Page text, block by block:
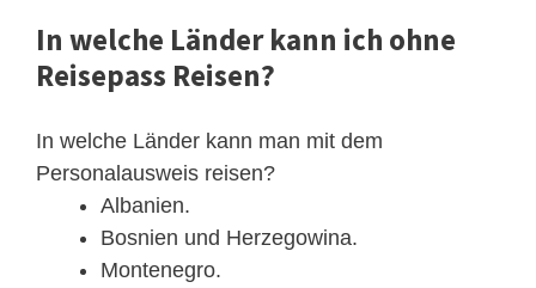
In welche Länder kann ich ohne
Reisepass Reisen?
In welche Länder kann man mit dem
Personalausweis reisen?
Albanien.
Bosnien und Herzegowina.
Montenegro.